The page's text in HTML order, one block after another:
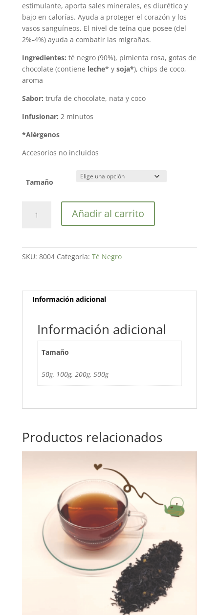
estimulante, aporta sales minerales, es diurético y
bajo en calorías. Ayuda a proteger el corazón y los
vasos sanguíneos. El nivel de teína que posee (del
2%-4%) ayuda a combatir las migrañas.
Ingredientes: té negro (90%), pimienta rosa, gotas de
chocolate (contiene leche* y soja*), chips de coco,
aroma
Sabor: trufa de chocolate, nata y coco
Infusionar: 2 minutos
*Alérgenos
Accesorios no incluidos
Tamaño
Negro
Añadir al carrito
SKU: 8004 Categoría: Té Negro
Información adicional
Información adicional
Tamaño
50g, 100g, 200g, 500g
Productos relacionados